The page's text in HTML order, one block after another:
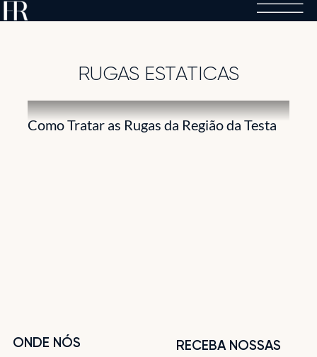
Skip
RUGAS ESTATICAS
Como Tratar as Rugas da Região da Testa
ONDE NÓS
RECEBA NOSSAS